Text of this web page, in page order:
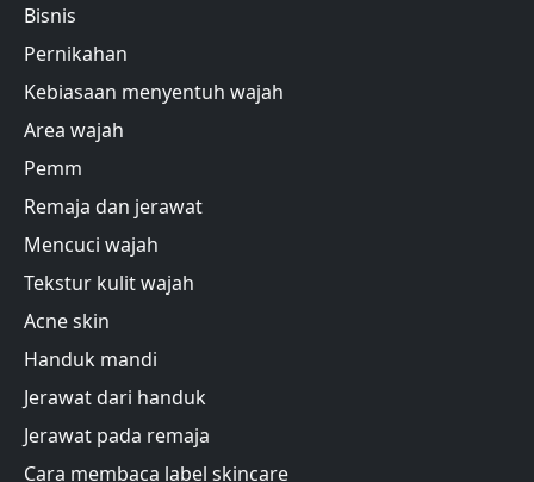
Bisnis
Pernikahan
Kebiasaan menyentuh wajah
Area wajah
Pemm
Remaja dan jerawat
Mencuci wajah
Tekstur kulit wajah
Acne skin
Handuk mandi
Jerawat dari handuk
Jerawat pada remaja
Cara membaca label skincare